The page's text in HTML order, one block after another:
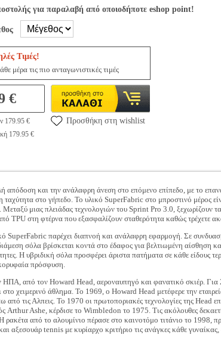
για παραλαβή από οποιοδήποτε eshop point!
Τιμές!
μέρα τις πιο ανταγωνιστικές τιμές
€
179.95 €
179.95 €
Προσθήκη στη wishlist
απόδοση και την ανάλαφρη άνεση στο επόμενο επίπεδο, με το
ταχύτητα στο γήπεδο. Το υλικό SuperFabric στο μπροστινό μέρος
μιας πλειάδας τεχνολογιών του Sprint Pro 3.0, ξεχωρίζουν
TPU στη φτέρνα που εξασφαλίζουν σταθερότητα καθώς τρέχετε
SuperFabric παρέχει διαπνοή και ανάλαφρη εφαρμογή. Σε
σόλα βρίσκεται κοντά στο έδαφος για βελτιωμένη αίσθηση
Η υβριδική σόλα προσφέρει άριστα πατήματα σε κάθε είδους
πρόσφυση.
από τον Howard Head, αεροναυπηγό και φανατικό σκιέρ. Για 2
στο χειμερινό άθλημα. Το 1969, ο Howard Head μετέφερε την
από τις Αλπεις. Το 1970 οι πρωτοποριακές τεχνολογίες της Head
Arthur Ashe, κέρδισε το Wimbledon το 1975. Τις ακόλουθες
ρακέτα από το αλουμίνιο πέρασε στο καινοτόμο τιτάνιο το 1998,
αξεσουάρ tennis με κυρίαρχο κριτήριο τις ανάγκες κάθε